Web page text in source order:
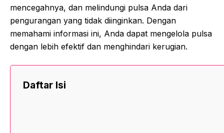
mencegahnya, dan melindungi pulsa Anda dari
pengurangan yang tidak diinginkan. Dengan
memahami informasi ini, Anda dapat mengelola pulsa
dengan lebih efektif dan menghindari kerugian.
Daftar Isi